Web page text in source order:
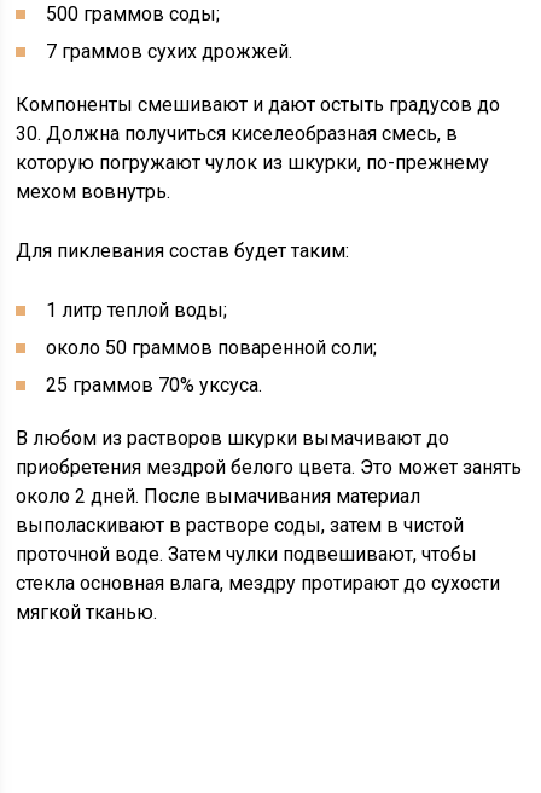
500 граммов соды;
7 граммов сухих дрожжей.
Компоненты смешивают и дают остыть градусов до
30. Должна получиться киселеобразная смесь, в
которую погружают чулок из шкурки, по-прежнему
мехом вовнутрь.
Для пиклевания состав будет таким:
1 литр теплой воды;
около 50 граммов поваренной соли;
25 граммов 70% уксуса.
В любом из растворов шкурки вымачивают до
приобретения мездрой белого цвета. Это может занять
около 2 дней. После вымачивания материал
выполаскивают в растворе соды, затем в чистой
проточной воде. Затем чулки подвешивают, чтобы
стекла основная влага, мездру протирают до сухости
мягкой тканью.